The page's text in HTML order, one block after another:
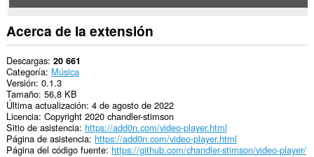
Acerca de la extensión
Descargas 20 661
Categoría Música
Versión 0.1.3
Tamaño 56,8 KB
Última actualización 4 de agosto de 2022
Licencia Copyright 2020 chandler-stimson
Sitio de asistencia https://add0n.com/video-player.html
Página de asistencia https://add0n.com/video-player.html
Página del código fuente https://github.com/chandler-stimson/video-player/